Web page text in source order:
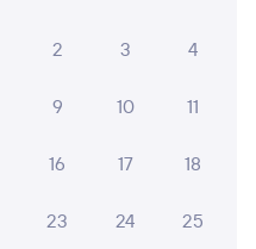
2 3 4
9 10 11
16 17 18
23 24 25